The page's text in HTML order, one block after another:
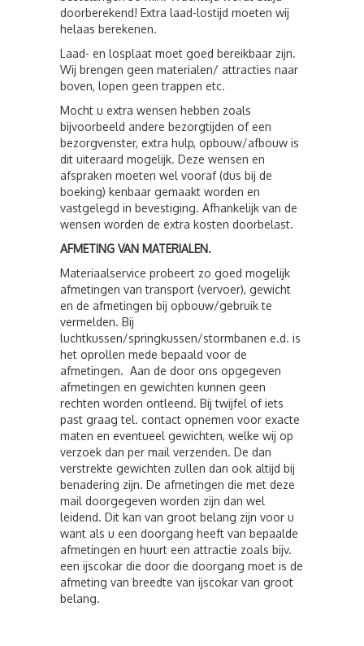
doorberekend! Extra laad-lostijd moeten wij
helaas berekenen.
Laad- en losplaat moet goed bereikbaar zijn.
Wij brengen geen materialen/ attracties naar
boven, lopen geen trappen etc.
Mocht u extra wensen hebben zoals
bijvoorbeeld andere bezorgtijden of een
bezorgvenster, extra hulp, opbouw/afbouw is
dit uiteraard mogelijk. Deze wensen en
afspraken moeten wel vooraf (dus bij de
boeking) kenbaar gemaakt worden en
vastgelegd in bevestiging. Afhankelijk van de
wensen worden de extra kosten doorbelast.
AFMETING VAN MATERIALEN.
Materiaalservice probeert zo goed mogelijk
afmetingen van transport (vervoer), gewicht
en de afmetingen bij opbouw/gebruik te
vermelden. Bij
luchtkussen/springkussen/stormbanen e.d. is
het oprollen mede bepaald voor de
afmetingen. Aan de door ons opgegeven
afmetingen en gewichten kunnen geen
rechten worden ontleend. Bij twijfel of iets
past graag tel. contact opnemen voor exacte
maten en eventueel gewichten, welke wij op
verzoek dan per mail verzenden. De dan
verstrekte gewichten zullen dan ook altijd bij
benadering zijn. De afmetingen die met deze
mail doorgegeven worden zijn dan wel
leidend. Dit kan van groot belang zijn voor u
want als u een doorgang heeft van bepaalde
afmetingen en huurt een attractie zoals bijv.
een ijscokar die door die doorgang moet is de
afmeting van breedte van ijscokar van groot
belang.